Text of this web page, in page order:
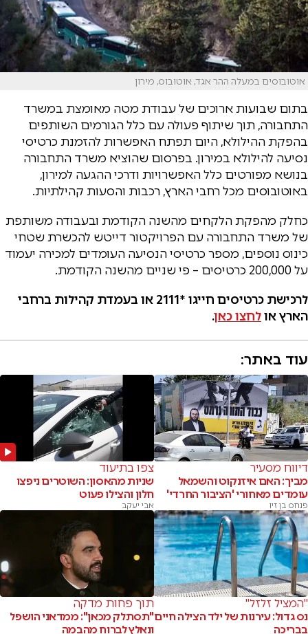
אוטובוסים במעלה ההר אגד, אוטובוס, מירון
בתום שבועות ארוכים של עבודת מטה מאומצת במשרד
התחבורה, תוך שיתוף פעולה עם כלל הגורמים השותפים
בהפקת ההילולא, היום תפתח האפשרות להזמנת כרטיסי
נסיעה להילולא במירון. בפרסום שהוציא משרד התחבורה
בנושא מפורטים כלל האפשרויות ודרכי ההגעה למירון,
באוטובוסים מכל רחבי הארץ, רכבות והסעות קהילתיות.
כחלק מהפקת הלקחים מהשנה הקודמת ובעבודה משותפת
של משרד התחבורה עם הפרויקטור דייטש להכשרת שטחי
כינוס נוספים, מספר כרטיסי הנסיעה העומדים למכירה יעמוד
על 200,000 כרטיסים – פי שניים מהשנה הקודמת.
לרכישת כרטיסים חייגו *2111 או בעמדת קהילות ברחבי
הארץ אולחצו כאן.
עוד באתר:
דיווח מסעיר
מביך: האם איזנקוט והשמאל
עומדים מאחורי 'הציבור החרדי'
פנחס בן זיו
צפו בתיעוד
שניות מהאסון: השוטרים ניפצו
חלון והצילו פעוט
אבי יעקב
"המציל זלזל"
נס גדול: עירנות של ילד הצילה חיים
בבריכה
תוך פחות מדקה
"תסתלק מכאן": ממדאני הושפל
ונאלץ לברוח מהבמה